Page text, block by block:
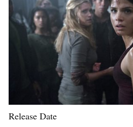
Release Date